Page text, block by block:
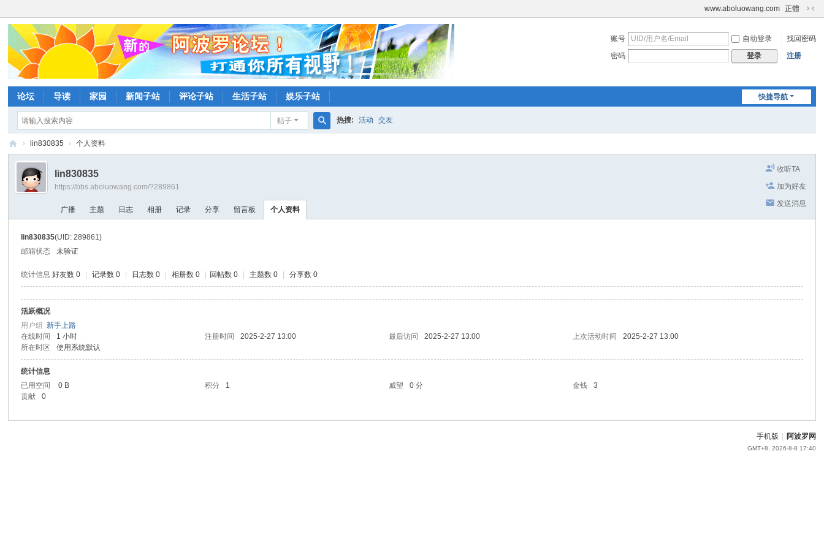
www.aboluowang.com 正體
切
到
账号 自动登录
找回密码
密码
登录 注册
快捷导航
论坛 导读 家园 新闻子站 评论子站 生活子站 娱乐子站
帖子
索
热搜: 活动 交友
阿
罗
› lin830835 › 个人资料
收听TA
加为好友
发送消息
lin830835
https://bbs.aboluowang.com/?289861
广播 主题 日志 相册 记录 分享 留言板 个人资料
lin830835(UID: 289861)
邮箱状态
未验证
统计信息 好友数 0 记录数 0 日志数 0 相册数 0 回帖数 0 主题数 0 分享数 0
活跃概况
用户组新手上路
在线时间
1 小时 注册时间 2025-2-27 13:00 最后访问 2025-2-27 13:00 上次活动时间
2025-2-27 13:00
所在时区
使用系统默认
统计信息
已用空间
0 B 积分 1 威望 0 分 金钱
3
贡献
0
手机版 阿波罗网
GMT+8, 2026-8-8 17:40